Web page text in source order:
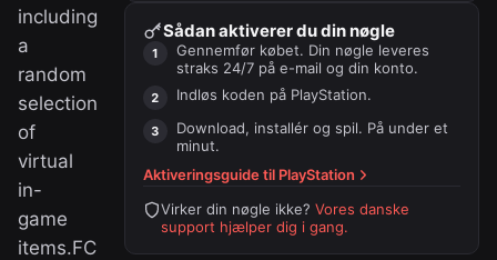
including
a
random
selection
of
virtual
in-
game
items.FC
Sådan aktiverer du din nøgle
Gennemfør købet. Din nøgle leveres
straks 24/7 på e-mail og din konto.
Indløs koden på PlayStation.
Download, installér og spil. På under et
minut.
Aktiveringsguide til PlayStation
Virker din nøgle ikke? Vores danske
support hjælper dig i gang.